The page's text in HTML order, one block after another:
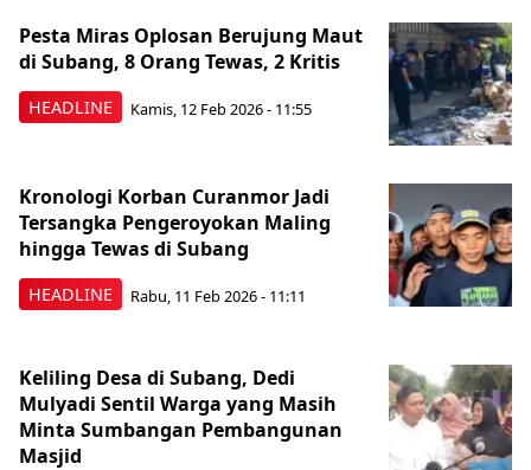
HEADLINE
Pesta Miras Oplosan Berujung Maut
di Subang, 8 Orang Tewas, 2 Kritis
Kamis, 12 Feb 2026 - 11:55
HEADLINE
Kronologi Korban Curanmor Jadi
Tersangka Pengeroyokan Maling
hingga Tewas di Subang
Rabu, 11 Feb 2026 - 11:11
Keliling Desa di Subang, Dedi
Mulyadi Sentil Warga yang Masih
Minta Sumbangan Pembangunan
Masjid